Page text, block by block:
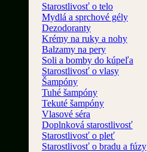
Starostlivosť o telo
Mydlá a sprchové gély
Dezodoranty
Krémy na ruky a nohy
Balzamy na pery
Soli a bomby do kúpeľa
Starostlivosť o vlasy
Šampóny
Tuhé šampóny
Tekuté šampóny
Vlasové séra
Doplnková starostlivosť
Starostlivosť o pleť
Starostlivosť o bradu a fúzy